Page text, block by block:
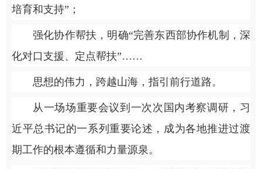
培育和支持”；
强化协作帮扶，明确“完善东西部协作机制，深
化对口支援、定点帮扶”……
思想的伟力，跨越山海，指引前行道路。
从一场场重要会议到一次次国内考察调研，习
近平总书记的一系列重要论述，成为各地推进过渡
期工作的根本遵循和力量源泉。